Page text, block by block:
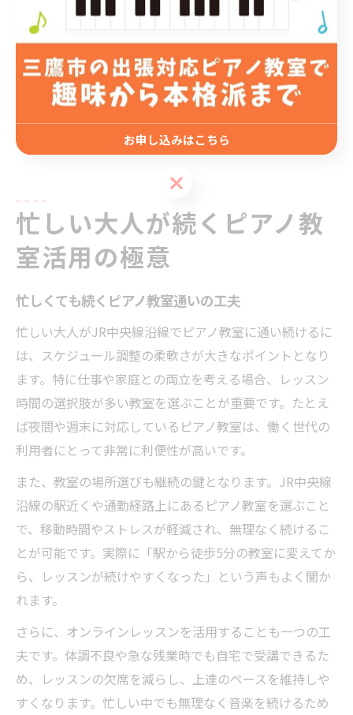
また、定期的なフィードバックや動画添削を取り入れる
ことで、自宅練習の質も向上。生徒からは「基礎の重要
性を実感し、挫折せずに続けられた」との声が多く、安
心して学べる環境が整っています。基礎習得を重視する
が、JR中央線沿線のピアノ教室の大きな魅力です。
忙しい大人が続くピアノ教
室活用の極意
忙しくても続くピアノ教室通いの工夫
忙しい大人がJR中央線沿線でピアノ教室に通い続けるに
は、スケジュール調整の柔軟さが大きなポイントとなり
ます。特に仕事や家庭との両立を考える場合、レッスン
時間の選択肢が多い教室を選ぶことが重要です。たとえ
ば夜間や週末に対応しているピアノ教室は、働く世代の
利用者にとって非常に利便性が高いです。
また、教室の場所選びも継続の鍵となります。JR中央線
沿線の駅近くや通勤経路上にあるピアノ教室を選ぶこと
で、移動時間やストレスが軽減され、無理なく続けるこ
とが可能です。実際に「駅から徒歩5分の教室に変えてか
ら、レッスンが続けやすくなった」という声もよく聞か
れます。
さらに、オンラインレッスンを活用することも一つの工
夫です。体調不良や急な残業時でも自宅で受講できるた
め、レッスンの欠席を減らし、上達のペースを維持しや
すくなります。忙しい中でも無理なく音楽を続けるため
お申し込みはこちら
お申し込みはこちら